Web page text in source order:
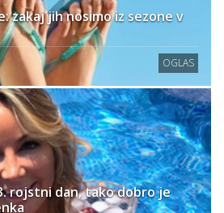
zakaj jih nosimo iz sezone v
OGLAS
rojstni dan, tako dobro je